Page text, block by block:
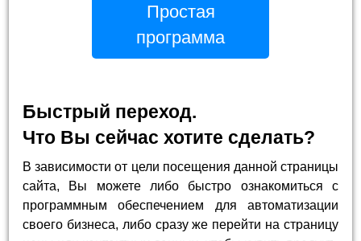
Простая
программа
Быстрый переход.
Что Вы сейчас хотите сделать?
В зависимости от цели посещения данной страницы
сайта, Вы можете либо быстро ознакомиться с
программным обеспечением для автоматизации
своего бизнеса, либо сразу же перейти на страницу